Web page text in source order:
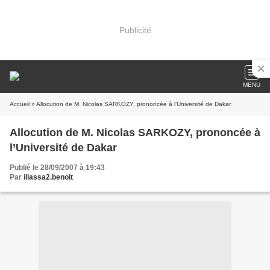
Publicité
MENU
Accueil » Allocution de M. Nicolas SARKOZY, prononcée à l’Université de Dakar
Allocution de M. Nicolas SARKOZY, prononcée à
l’Université de Dakar
Publié le 28/09/2007 à 19:43
Par illassa2.benoit